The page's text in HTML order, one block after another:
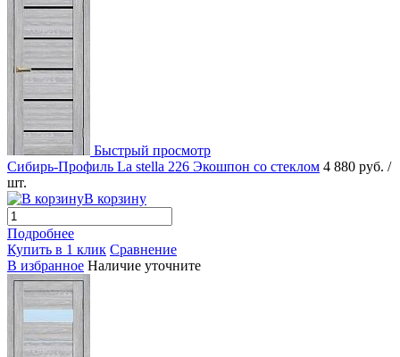
Быстрый просмотр
Сибирь-Профиль La stella 226 Экошпон со стеклом 4 880 руб. /
шт.
В корзину
Подробнее
Купить в 1 клик Сравнение
В избранное Наличие уточните